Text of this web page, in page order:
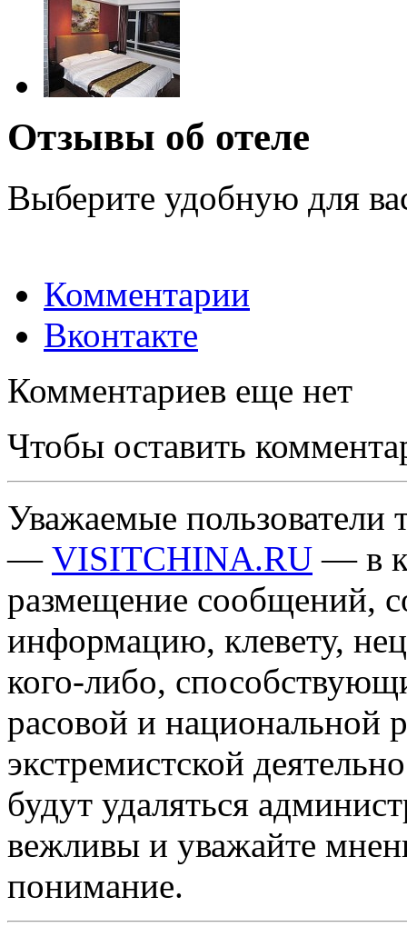
Отзывы об отеле
Выберите удобную для
Комментарии
Вконтакте
Комментариев еще нет
Чтобы оставить
Уважаемые пользователи
— VISITCHINA.RU — в
размещение сообщений,
информацию, клевету,
кого-либо,
расовой и национальной
экстремистской
будут удаляться
вежливы и уважайте
понимание.